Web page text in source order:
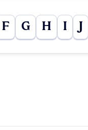
F G H I J